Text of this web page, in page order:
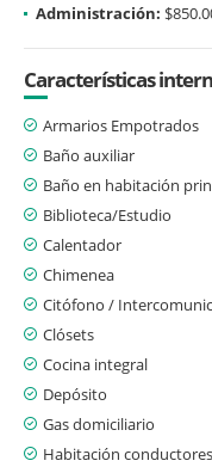
Administración:
Características
Armarios Empotrados
Baño auxiliar
Baño en habitación
Biblioteca/Estudio
Calentador
Chimenea
Citófono /
Clósets
Cocina integral
Depósito
Gas domiciliario
Habitación conductores